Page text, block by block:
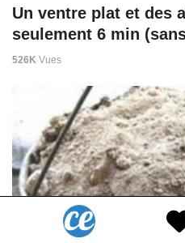
Un ventre plat et des
seulement 6 min
526K Vues